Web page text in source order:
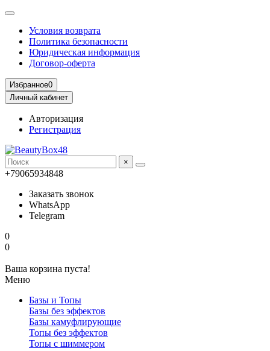
Условия возврата
Политика безопасности
Юридическая информация
Договор-оферта
Избранное0
Личный кабинет
Авторизация
Регистрация
×
+79065934848
Заказать звонок
WhatsApp
Telegram
0
0
Ваша корзина пуста!
Меню
Базы и Топы
Базы без эффектов
Базы камуфлирующие
Топы без эффектов
Топы с шиммером